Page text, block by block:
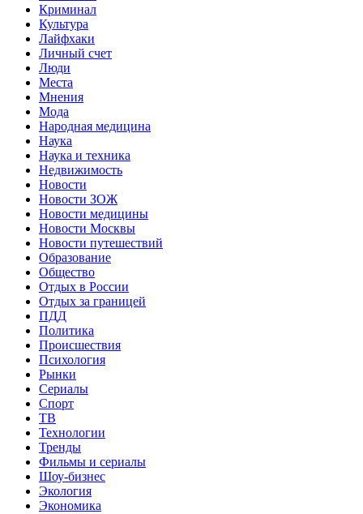
Криминал
Культура
Лайфхаки
Личный счет
Люди
Места
Мнения
Мода
Народная медицина
Наука
Наука и техника
Недвижимость
Новости
Новости ЗОЖ
Новости медицины
Новости Москвы
Новости путешествий
Образование
Общество
Отдых в России
Отдых за границей
ПДД
Политика
Происшествия
Психология
Рынки
Сериалы
Спорт
ТВ
Технологии
Тренды
Фильмы и сериалы
Шоу-бизнес
Экология
Экономика